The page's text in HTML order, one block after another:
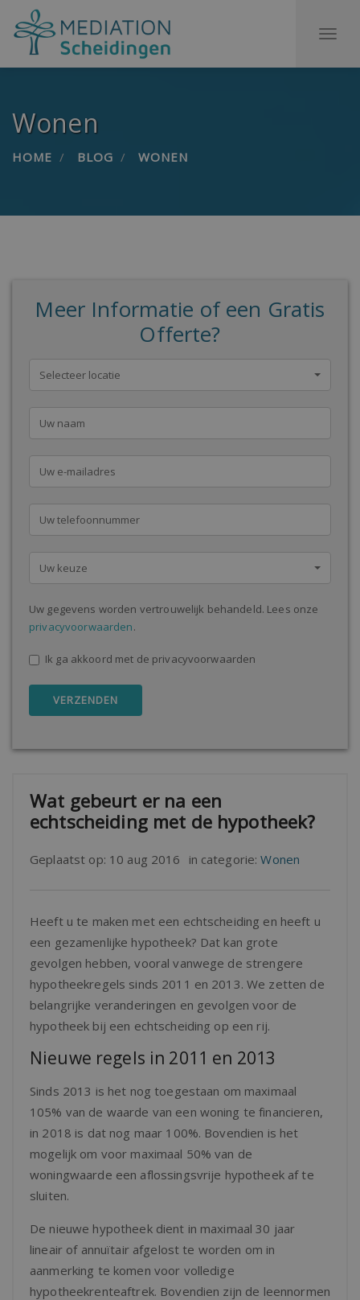
Wonen
HOME BLOG WONEN
Meer Informatie of een Gratis
Offerte?
Selecteer locatie
Uw keuze
Uw gegevens worden vertrouwelijk behandeld. Lees onze
privacyvoorwaarden.
Ik ga akkoord met de privacyvoorwaarden
VERZENDEN
Wat gebeurt er na een
echtscheiding met de hypotheek?
Geplaatst op: 10 aug 2016 in categorie:Wonen
Heeft u te maken met een echtscheiding en heeft u
een gezamenlijke hypotheek? Dat kan grote
gevolgen hebben, vooral vanwege de strengere
hypotheekregels sinds 2011 en 2013. We zetten de
belangrijke veranderingen en gevolgen voor de
hypotheek bij een echtscheiding op een rij.
Nieuwe regels in 2011 en 2013
Sinds 2013 is het nog toegestaan om maximaal
105% van de waarde van een woning te financieren,
in 2018 is dat nog maar 100%. Bovendien is het
mogelijk om voor maximaal 50% van de
woningwaarde een aflossingsvrije hypotheek af te
sluiten.
De nieuwe hypotheek dient in maximaal 30 jaar
lineair of annuïtair afgelost te worden om in
aanmerking te komen voor volledige
hypotheekrenteaftrek. Bovendien zijn de leennormen